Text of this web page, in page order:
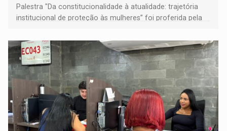
Palestra "Da constitucionalidade à atualidade: trajetória
institucional de proteção às mulheres” foi proferida pela
Goiás